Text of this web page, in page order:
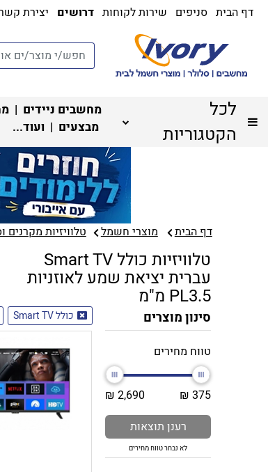
דף הבית סניפים שירות לקוחות דרושים יצירת
לכל
הקטגוריות
מחשבים ניידים |
מבצעים | ועוד...
דף הבית מוצרי חשמל טלוויזיות מקרנים
טלוויזיות כולל Smart TV
עברית יציאת שמע לאוזניות
PL3.5 מ"מ
סינון מוצרים
טווח מחירים
375 ₪
2,690 ₪
רענן תוצאות
לא נבחר טווח מחירים
כולל Smart TV